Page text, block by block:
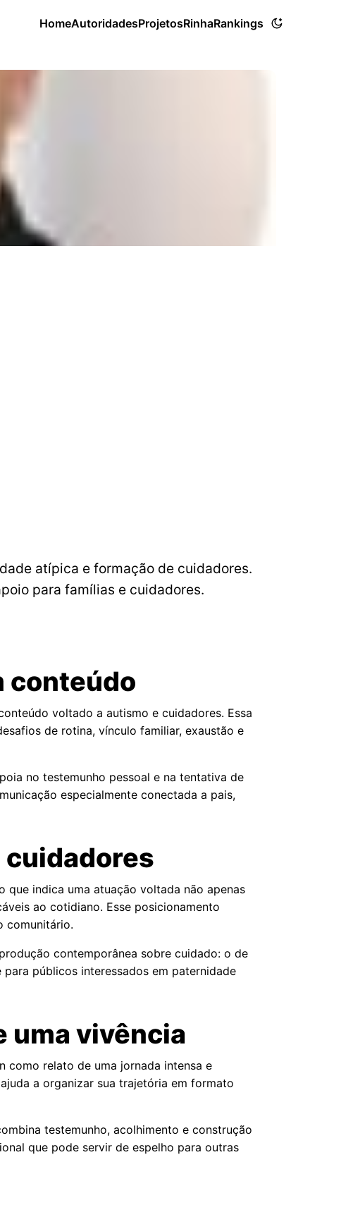
HomeAutoridadesProjetosRinhaRankings
atípica e formação de cuidadores.
para famílias e cuidadores.
conteúdo
voltado a autismo e cuidadores. Essa
de rotina, vínculo familiar, exaustão e
no testemunho pessoal e na tentativa de
especialmente conectada a pais,
cuidadores
que indica uma atuação voltada não apenas
ao cotidiano. Esse posicionamento
comunitário.
contemporânea sobre cuidado: o de
públicos interessados em paternidade
uma vivência
como relato de uma jornada intensa e
a organizar sua trajetória em formato
testemunho, acolhimento e construção
que pode servir de espelho para outras